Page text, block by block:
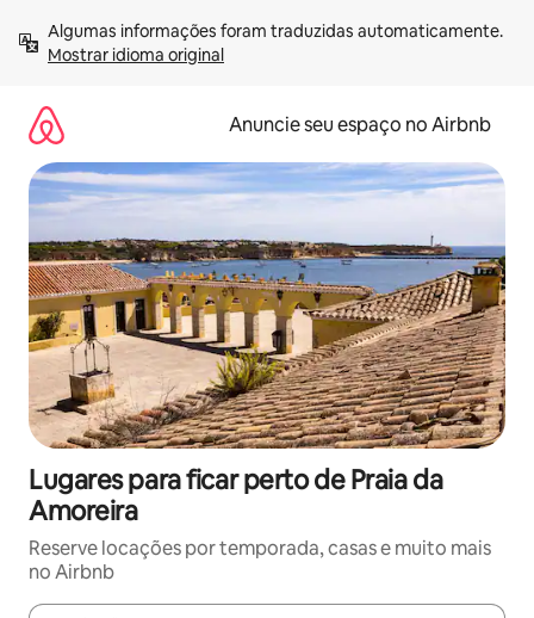
para
Mostrar idioma original
Anuncie seu espaço no Airbnb
Lugares para ficar perto de Praia da
Amoreira
Reserve locações por temporada, casas e muito mais
no Airbnb